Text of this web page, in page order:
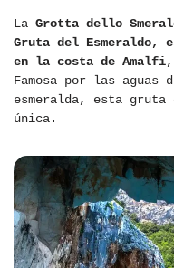
La Grotta dello
Gruta del Esmeraldo,
en la costa de Amalfi
Famosa por las aguas
esmeralda, esta
única.